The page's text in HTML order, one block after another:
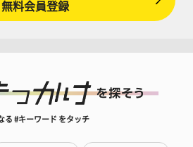
無料会員登録
る #キーワード をタッチ